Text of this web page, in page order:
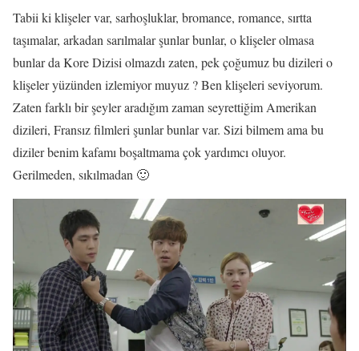
Tabii ki klişeler var, sarhoşluklar, bromance, romance, sırtta
taşımalar, arkadan sarılmalar şunlar bunlar, o klişeler olmasa
bunlar da Kore Dizisi olmazdı zaten, pek çoğumuz bu dizileri o
klişeler yüzünden izlemiyor muyuz ? Ben klişeleri seviyorum.
Zaten farklı bir şeyler aradığım zaman seyrettiğim Amerikan
dizileri, Fransız filmleri şunlar bunlar var. Sizi bilmem ama bu
diziler benim kafamı boşaltmama çok yardımcı oluyor.
Gerilmeden, sıkılmadan 🙂